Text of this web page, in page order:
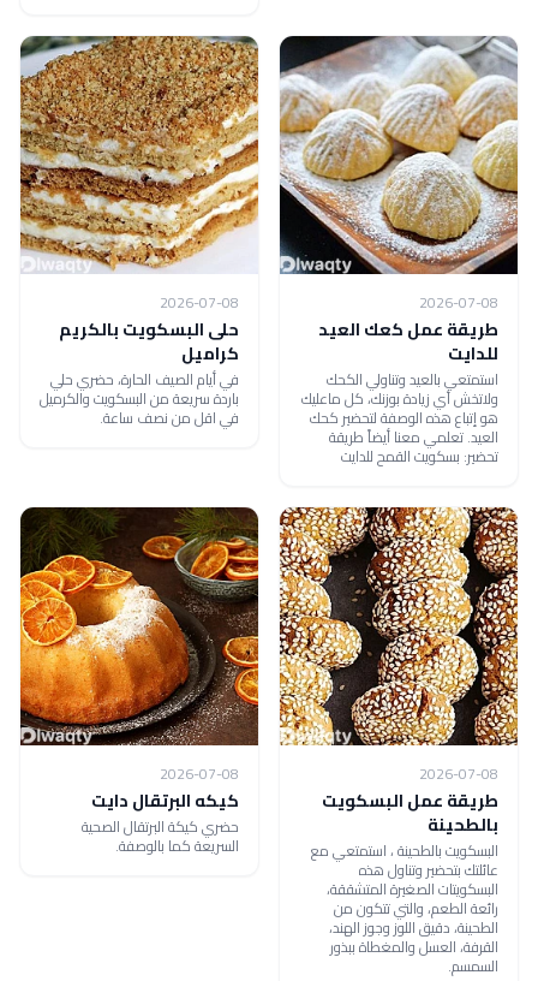
2026-07-08
طريقة عمل كعك العيد
للدايت
استمتعي بالعيد وتناولي الكحك
ولاتخش أي زيادة بوزنك، كل ماعليك
هو إتباع هذه الوصفة لتحضير كحك
العيد. تعلمي معنا أيضاً طريقة
تحضير: بسكويت القمح للدايت
2026-07-08
حلى البسكويت بالكريم
كراميل
في أيام الصيف الحارة، حضري حلي
باردة سريعة من البسكويت والكرميل
في اقل من نصف ساعة.
2026-07-08
طريقة عمل البسكويت
بالطحينة
البسكويت بالطحينة ، استمتعي مع
عائلتك بتحضير وتناول هذه
البسكويتات الصغيرة المتشققة،
رائعة الطعم، والتي تتكون من
الطحينة، دقيق اللوز وجوز الهند،
القرفة، العسل والمغطاة ببذور
السمسم.
2026-07-08
كيكه البرتقال دايت
حضري كيكة البرتقال الصحية
السريعة كما بالوصفة.